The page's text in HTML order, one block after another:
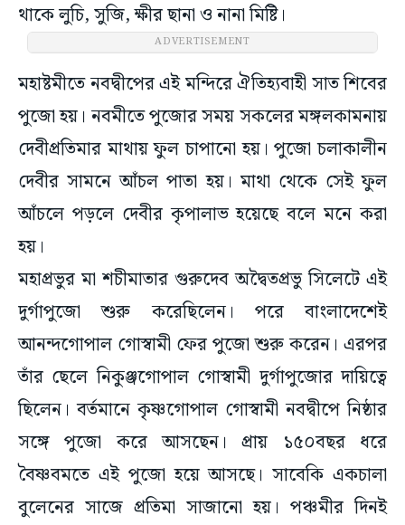
থাকে লুচি, সুজি, ক্ষীর ছানা ও নানা মিষ্টি।
ADVERTISEMENT
মহাষ্টমীতে নবদ্বীপের এই মন্দিরে ঐতিহ্যবাহী সাত শিবের
পুজো হয়। নবমীতে পুজোর সময় সকলের মঙ্গলকামনায়
দেবীপ্রতিমার মাথায় ফুল চাপানো হয়। পুজো চলাকালীন
দেবীর সামনে আঁচল পাতা হয়। মাথা থেকে সেই ফুল
আঁচলে পড়লে দেবীর কৃপালাভ হয়েছে বলে মনে করা
হয়।
মহাপ্রভুর মা শচীমাতার গুরুদেব অদ্বৈতপ্রভু সিলেটে এই
দুর্গাপুজো শুরু করেছিলেন। পরে বাংলাদেশেই
আনন্দগোপাল গোস্বামী ফের পুজো শুরু করেন। এরপর
তাঁর ছেলে নিকুঞ্জগোপাল গোস্বামী দুর্গাপুজোর দায়িত্বে
ছিলেন। বর্তমানে কৃষ্ণগোপাল গোস্বামী নবদ্বীপে নিষ্ঠার
সঙ্গে পুজো করে আসছেন। প্রায় ১৫০বছর ধরে
বৈষ্ণবমতে এই পুজো হয়ে আসছে। সাবেকি একচালা
বুলেনের সাজে প্রতিমা সাজানো হয়। পঞ্চমীর দিনই